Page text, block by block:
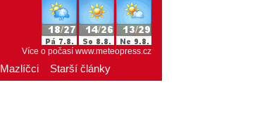
Více o počasí www.meteopress.cz
Mazlíčci Starší články